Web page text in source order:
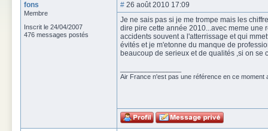
fons
Membre
Inscrit le 24/04/2007
476 messages postés
# 26 août 2010 17:09
Je ne sais pas si je me trompe mais les
dire pire cette année 2010...avec meme
accidents souvent a l'atterrissage et qui
évités et je m'etonne du manque de
beaucoup de serieux et de qualités ,si on
Air France n'est pas une référence en ce